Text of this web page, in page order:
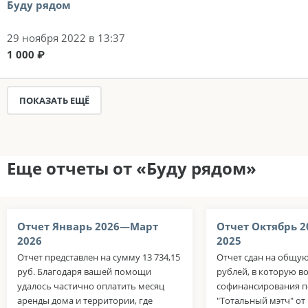
Буду рядом
29 ноября 2022 в 13:37
1 000 ₽
ПОКАЗАТЬ ЕЩЁ
Еще отчеты от «Буду рядом»
Отчет Январь 2026—Март
2026
Отчет представлен на сумму 13 734,15
руб. Благодаря вашей помощи
удалось частично оплатить месяц
аренды дома и территории, где
Отчет Октябрь
2025
Отчет сдан на
рублей, в которую
софинансирования
"Тотальный мэтч"